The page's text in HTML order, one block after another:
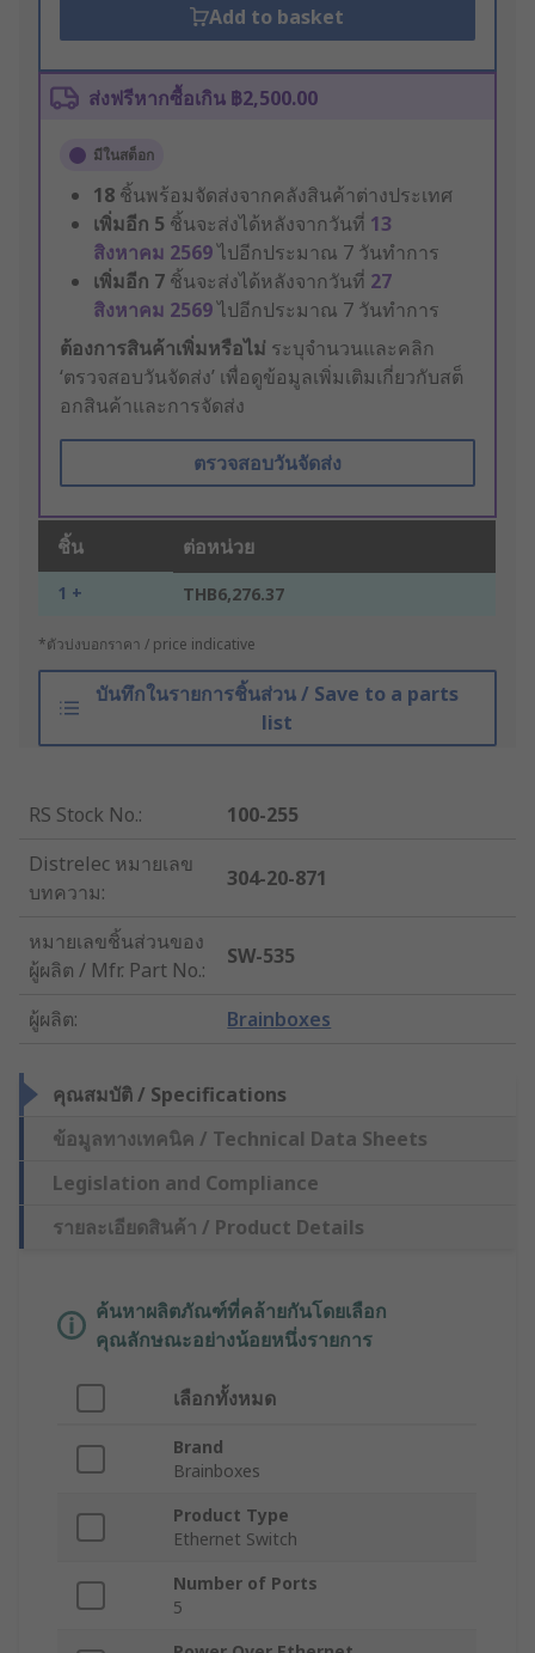
Add to basket
ส่งฟรีหากซื้อเกิน ฿2,500.00
มีในสต็อก
18 ชิ้นพร้อมจัดส่งจากคลังสินค้าต่างประเทศ
เพิ่มอีก 5 ชิ้นจะส่งได้หลังจากวันที่ 13
สิงหาคม 2569ไปอีกประมาณ 7 วันทำการ
เพิ่มอีก 7 ชิ้นจะส่งได้หลังจากวันที่ 27
สิงหาคม 2569ไปอีกประมาณ 7 วันทำการ
ต้องการสินค้าเพิ่มหรือไม่ ระบุจำนวนและคลิก
‘ตรวจสอบวันจัดส่ง’ เพื่อดูข้อมูลเพิ่มเติมเกี่ยวกับสต็
อกสินค้าและการจัดส่ง
ตรวจสอบวันจัดส่ง
ชิ้น ต่อหน่วย
1 + THB6,276.37
*ตัวบ่งบอกราคา / price indicative
บันทึกในรายการชิ้นส่วน / Save to a parts
list
RS Stock No.:
100-255
Distrelec หมายเลข
บทความ:
304-20-871
หมายเลขชิ้นส่วนของ
ผู้ผลิต / Mfr. Part No.:
SW-535
ผู้ผลิต: Brainboxes
คุณสมบัติ / Specifications
ข้อมูลทางเทคนิค / Technical Data Sheets
Legislation and Compliance
รายละเอียดสินค้า / Product Details
ค้นหาผลิตภัณฑ์ที่คล้ายกันโดยเลือก
คุณลักษณะอย่างน้อยหนึ่งรายการ
เลือกทั้งหมด
Brand
Brainboxes
Product Type
Ethernet Switch
Number of Ports
5